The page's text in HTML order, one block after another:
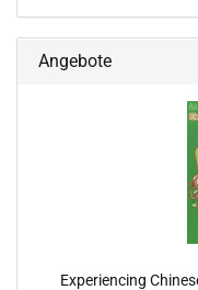
Angebote
Experiencing